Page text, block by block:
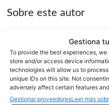
Gestiona
To provide the best experiences,
store and/or access device
technologies will allow us to
unique IDs on this site. Not
adversely affect certain features
Gestionar proveedoresLeer más
Sobre este autor